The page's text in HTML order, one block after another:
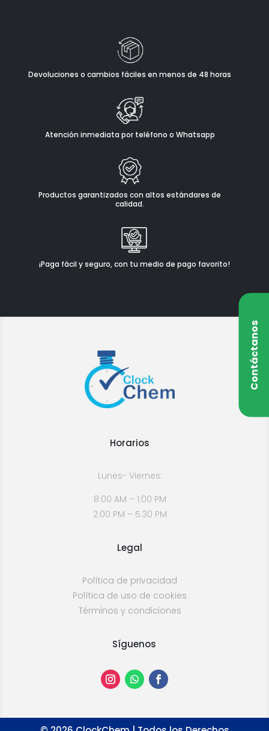
Devoluciones o cambios fáciles en menos de 48 horas
Atención inmediata por teléfono o Whatsapp
Productos garantizados con altos estándares de
calidad.
¡Paga fácil y seguro, con tu medio de pago favorito!
Contáctanos
Horarios
Lunes- Viernes:
8:00 AM – 1:00 PM
2:00 PM – 5:30 PM
Legal
Política de privacidad
Política de uso de cookies
Términos y condiciones
Síguenos